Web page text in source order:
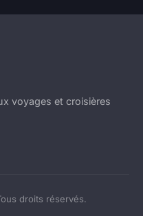
voyages et croisières
droits réservés.